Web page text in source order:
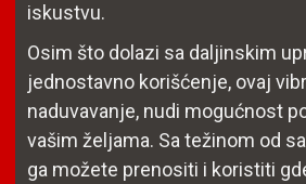
iskustvu.
Osim što dolazi sa daljinskim
jednostavno korišćenje, ovaj
naduvavanje, nudi mogućnost
vašim željama. Sa težinom od
ga možete prenositi i koristiti